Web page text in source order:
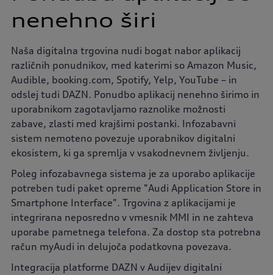
nenehno širi
Naša digitalna trgovina nudi bogat nabor aplikacij
različnih ponudnikov, med katerimi so Amazon Music,
Audible, booking.com, Spotify, Yelp, YouTube – in
odslej tudi DAZN. Ponudbo aplikacij nenehno širimo in
uporabnikom zagotavljamo raznolike možnosti
zabave, zlasti med krajšimi postanki. Infozabavni
sistem nemoteno povezuje uporabnikov digitalni
ekosistem, ki ga spremlja v vsakodnevnem življenju.
Poleg infozabavnega sistema je za uporabo aplikacije
potreben tudi paket opreme "Audi Application Store in
Smartphone Interface". Trgovina z aplikacijami je
integrirana neposredno v vmesnik MMI in ne zahteva
uporabe pametnega telefona. Za dostop sta potrebna
račun myAudi in delujoča podatkovna povezava.
Integracija platforme DAZN v Audijev digitalni